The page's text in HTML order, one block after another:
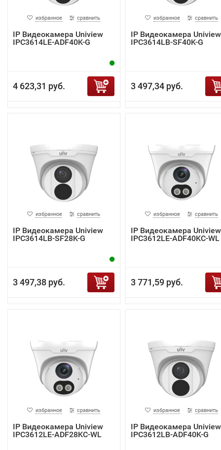
избранное сравнить
IP Видеокамера Uniview
IPC3614LE-ADF40K-G
4 623,31 руб.
избранное сравнить
IP Видеокамера Uniview
IPC3614LB-SF40K-G
3 497,34 руб.
избранное сравнить
IP Видеокамера Uniview
IPC3614LB-SF28K-G
3 497,38 руб.
избранное сравнить
IP Видеокамера Uniview
IPC3612LE-ADF40KC-WL
3 771,59 руб.
избранное сравнить
IP Видеокамера Uniview
IPC3612LE-ADF28KC-WL
избранное сравнить
IP Видеокамера Uniview
IPC3612LB-ADF40K-G